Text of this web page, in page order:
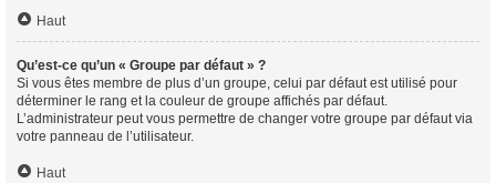
Haut
Qu’est-ce qu’un « Groupe par défaut » ?
Si vous êtes membre de plus d’un groupe, celui par défaut est utilisé pour
déterminer le rang et la couleur de groupe affichés par défaut.
L’administrateur peut vous permettre de changer votre groupe par défaut via
votre panneau de l’utilisateur.
Haut